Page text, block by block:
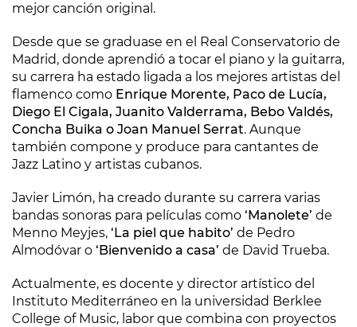
mejor canción original.
Desde que se graduase en el Real Conservatorio de
Madrid, donde aprendió a tocar el piano y la guitarra,
su carrera ha estado ligada a los mejores artistas del
flamenco como Enrique Morente, Paco de Lucía,
Diego El Cigala, Juanito Valderrama, Bebo Valdés,
Concha Buika o Joan Manuel Serrat. Aunque
también compone y produce para cantantes de
Jazz Latino y artistas cubanos.
Javier Limón, ha creado durante su carrera varias
bandas sonoras para películas como ‘Manolete’ de
Menno Meyjes, ‘La piel que habito’ de Pedro
Almodóvar o ‘Bienvenido a casa’ de David Trueba.
Actualmente, es docente y director artístico del
Instituto Mediterráneo en la universidad Berklee
College of Music, labor que combina con proyectos